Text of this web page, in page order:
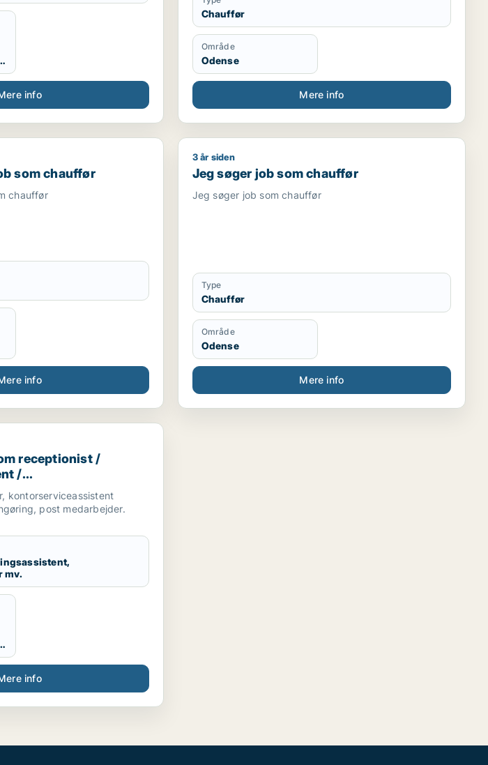
info
Chauffør
Område
Odense
Mere info
/ chauffør
chauffør
som chauffør
chauffør
info
Jeg søger job som chauffør
3 år siden
Jeg søger job som chauffør
Jeg søger job som chauffør
Type
Chauffør
Område
Odense
Mere info
receptionist / rengøringsassistent / ejendomsfunktionær / bud / køkkenmedarbejder
receptionist /
/
/ bud /
kontorserviceassistent
post medarbejder.
mv.
info